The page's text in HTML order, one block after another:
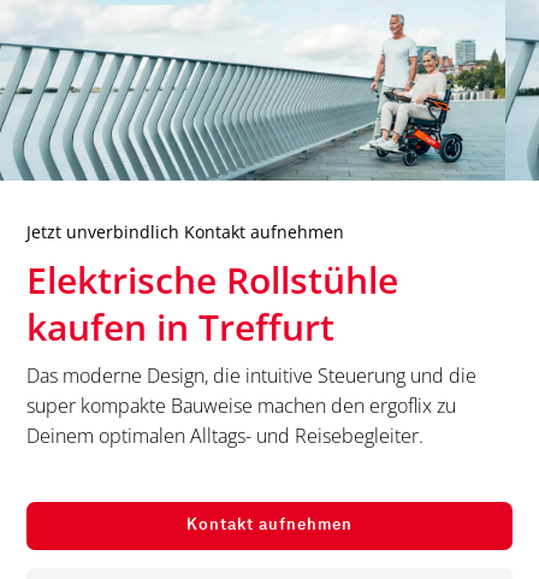
Jetzt unverbindlich Kontakt aufnehmen
Elektrische Rollstühle
kaufen inTreffurt
Das moderne Design, die intuitive Steuerung und die
super kompakte Bauweise machen den ergoflix zu
Deinem optimalen Alltags- und Reisebegleiter.
Kontakt aufnehmen